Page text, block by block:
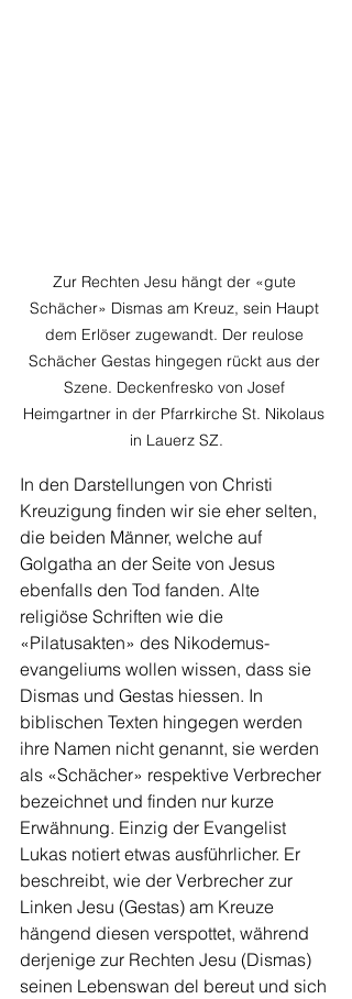
Zur Rechten Jesu hängt der «gute
Schächer» Dismas am Kreuz, sein Haupt
dem Erlöser zugewandt. Der reulose
Schächer Gestas hingegen rückt aus der
Szene. Deckenfresko von Josef
Heimgartner in der Pfarrkirche St. Nikolaus
in Lauerz SZ.
In den Darstellungen von Christi
Kreuzigung finden wir sie eher selten,
die beiden Männer, welche auf
Golgatha an der Seite von Jesus
ebenfalls den Tod fanden. Alte
religiöse Schriften wie die
«Pilatusakten» des Nikodemus­
evangeliums wollen wissen, dass sie
Dismas und Gestas hiessen. In
biblischen Texten hingegen werden
ihre Namen nicht ge­nannt, sie werden
als «Schä­cher» respektive Verbrecher
bezeichnet und finden nur kurze
Erwähnung. Einzig der Evangelist
Lukas notiert etwas aus­führlicher. Er
beschreibt, wie der Verbrecher zur
Linken Jesu (Gestas) am Kreuze
hängend diesen verspottet, während
derje­nige zur Rechten Jesu (Dis­mas)
seinen Lebenswan­ del bereut und sich